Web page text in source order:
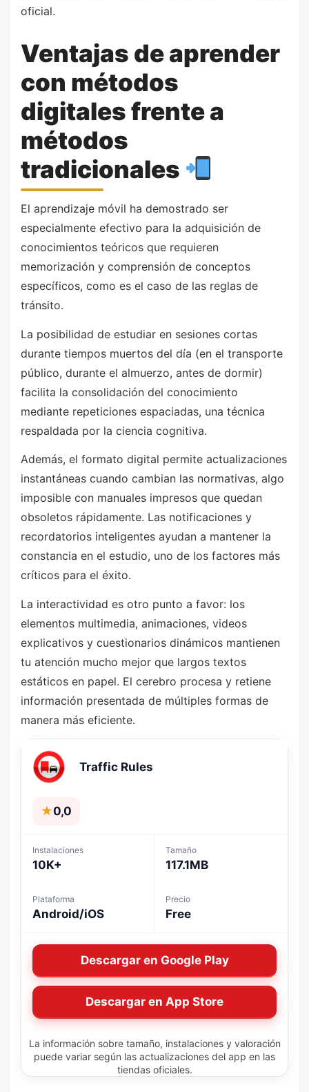
oficial.
Ventajas de aprender
con métodos
digitales frente a
métodos
tradicionales
El aprendizaje móvil ha demostrado ser
especialmente efectivo para la adquisición de
conocimientos teóricos que requieren
memorización y comprensión de conceptos
específicos, como es el caso de las reglas de
tránsito.
La posibilidad de estudiar en sesiones cortas
durante tiempos muertos del día (en el transporte
público, durante el almuerzo, antes de dormir)
facilita la consolidación del conocimiento
mediante repeticiones espaciadas, una técnica
respaldada por la ciencia cognitiva.
Además, el formato digital permite actualizaciones
instantáneas cuando cambian las normativas, algo
imposible con manuales impresos que quedan
obsoletos rápidamente. Las notificaciones y
recordatorios inteligentes ayudan a mantener la
constancia en el estudio, uno de los factores más
críticos para el éxito.
La interactividad es otro punto a favor: los
elementos multimedia, animaciones, videos
explicativos y cuestionarios dinámicos mantienen
tu atención mucho mejor que largos textos
estáticos en papel. El cerebro procesa y retiene
información presentada de múltiples formas de
manera más eficiente.
Traffic Rules
★0,0
Instalaciones
10K+
Tamaño
117.1MB
Plataforma
Android/iOS
Precio
Free
Descargar en Google Play
Descargar en App Store
La información sobre tamaño, instalaciones y valoración
puede variar según las actualizaciones del app en las
tiendas oficiales.